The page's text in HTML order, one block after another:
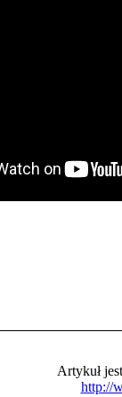
Artykuł
http://